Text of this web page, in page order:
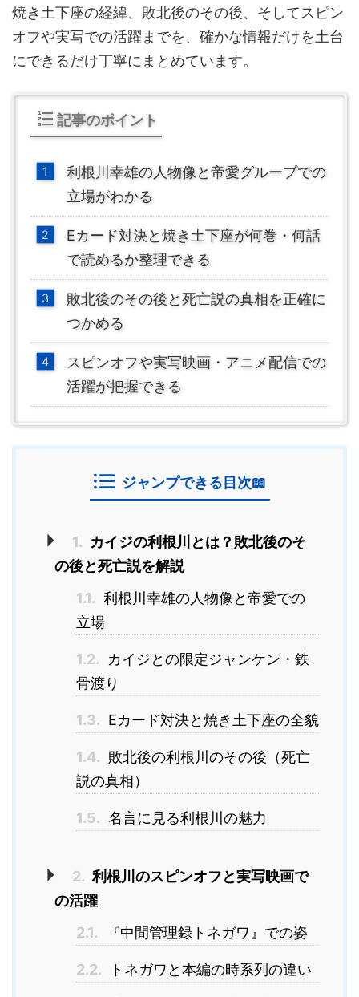
焼き土下座の経緯、敗北後のその後、そしてスピン
オフや実写での活躍までを、確かな情報だけを土台
にできるだけ丁寧にまとめています。
記事のポイント
利根川幸雄の人物像と帝愛グループでの
立場がわかる
Eカード対決と焼き土下座が何巻・何話
で読めるか整理できる
敗北後のその後と死亡説の真相を正確に
つかめる
スピンオフや実写映画・アニメ配信での
活躍が把握できる
ジャンプできる目次📖
1. カイジの利根川とは？敗北後のそ
の後と死亡説を解説
1.1. 利根川幸雄の人物像と帝愛での
立場
1.2.
カイジとの限定ジャンケン・鉄
骨渡り
1.3. Eカード対決と焼き土下座の全貌
1.4. 敗北後の利根川のその後（死亡
説の真相）
1.5. 名言に見る利根川の魅力
2. 利根川のスピンオフと実写映画で
の活躍
2.1.
『中間管理録トネガワ』での姿
2.2. トネガワと本編の時系列の違い